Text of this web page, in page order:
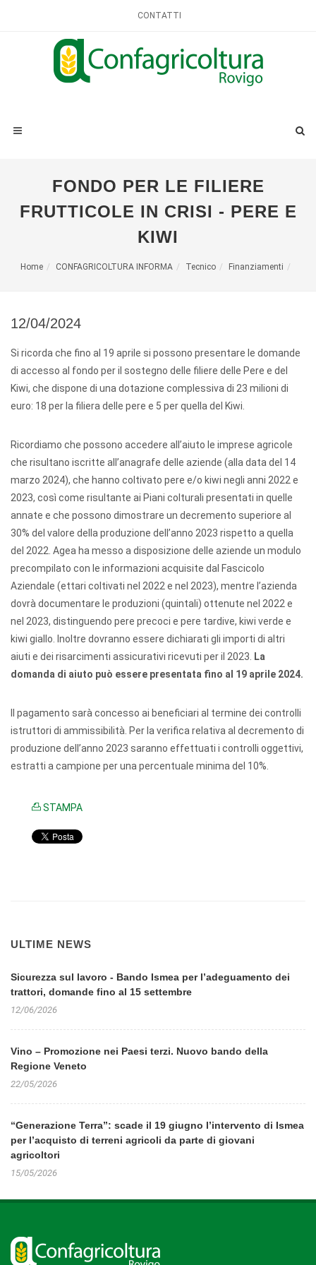
CONTATTI
FONDO PER LE FILIERE
FRUTTICOLE IN CRISI - PERE E
KIWI
Home CONFAGRICOLTURA INFORMA Tecnico Finanziamenti
12/04/2024
Si ricorda che fino al 19 aprile si possono presentare le domande
di accesso al fondo per il sostegno delle filiere delle Pere e del
Kiwi, che dispone di una dotazione complessiva di 23 milioni di
euro: 18 per la filiera delle pere e 5 per quella del Kiwi.
Ricordiamo che possono accedere all’aiuto le imprese agricole
che risultano iscritte all’anagrafe delle aziende (alla data del 14
marzo 2024), che hanno coltivato pere e/o kiwi negli anni 2022 e
2023, così come risultante ai Piani colturali presentati in quelle
annate e che possono dimostrare un decremento superiore al
30% del valore della produzione dell’anno 2023 rispetto a quella
del 2022. Agea ha messo a disposizione delle aziende un modulo
precompilato con le informazioni acquisite dal Fascicolo
Aziendale (ettari coltivati nel 2022 e nel 2023), mentre l’azienda
dovrà documentare le produzioni (quintali) ottenute nel 2022 e
nel 2023, distinguendo pere precoci e pere tardive, kiwi verde e
kiwi giallo. Inoltre dovranno essere dichiarati gli importi di altri
aiuti e dei risarcimenti assicurativi ricevuti per il 2023.
La
domanda di aiuto può essere presentata fino al 19 aprile 2024.
Il pagamento sarà concesso ai beneficiari al termine dei controlli
istruttori di ammissibilità. Per la verifica relativa al decremento di
produzione dell’anno 2023 saranno effettuati i controlli oggettivi,
estratti a campione per una percentuale minima del 10%.
STAMPA
ULTIME NEWS
Sicurezza sul lavoro - Bando Ismea per l’adeguamento dei
trattori, domande fino al 15 settembre
12/06/2026
Vino – Promozione nei Paesi terzi. Nuovo bando della
Regione Veneto
22/05/2026
“Generazione Terra”: scade il 19 giugno l’intervento di Ismea
per l’acquisto di terreni agricoli da parte di giovani
agricoltori
15/05/2026